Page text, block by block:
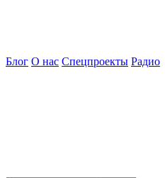
Блог О нас Спецпроекты Радио